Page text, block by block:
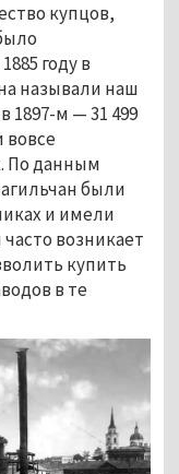
купцов,
году в
называли наш
1897-м — 31 499
вовсе
По данным
были
и имели
возникает
купить
в те